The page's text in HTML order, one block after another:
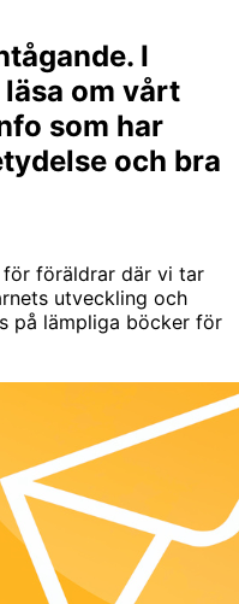
I
om vårt
som har
och bra
föräldrar där vi tar
utveckling och
på lämpliga böcker för